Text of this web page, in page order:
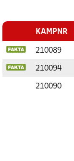
KAMPNR
210089
210094
210090